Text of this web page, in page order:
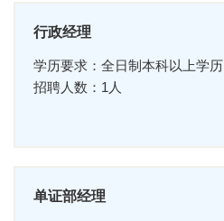
行政经理
学历要求：全日制本科以上学历
招聘人数：1人
单证部经理